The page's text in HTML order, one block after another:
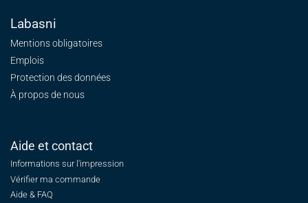
Labasni
Mentions obligatoires
Emplois
Protection des données
À propos de nous
Aide et contact
Informations sur l'impression
Vérifier ma commande
Aide & FAQ